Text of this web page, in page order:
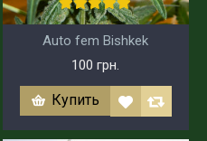
Auto fem Bishkek
100 грн.
Купить